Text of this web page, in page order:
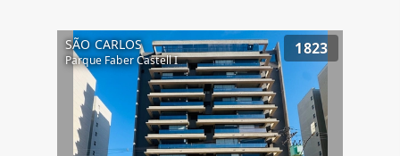
SÃO CARLOS
Parque Faber Castell I
1823